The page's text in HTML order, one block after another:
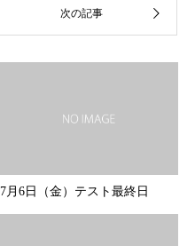
7月6日（金）テスト最終日